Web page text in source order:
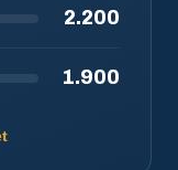
2.200
1.900